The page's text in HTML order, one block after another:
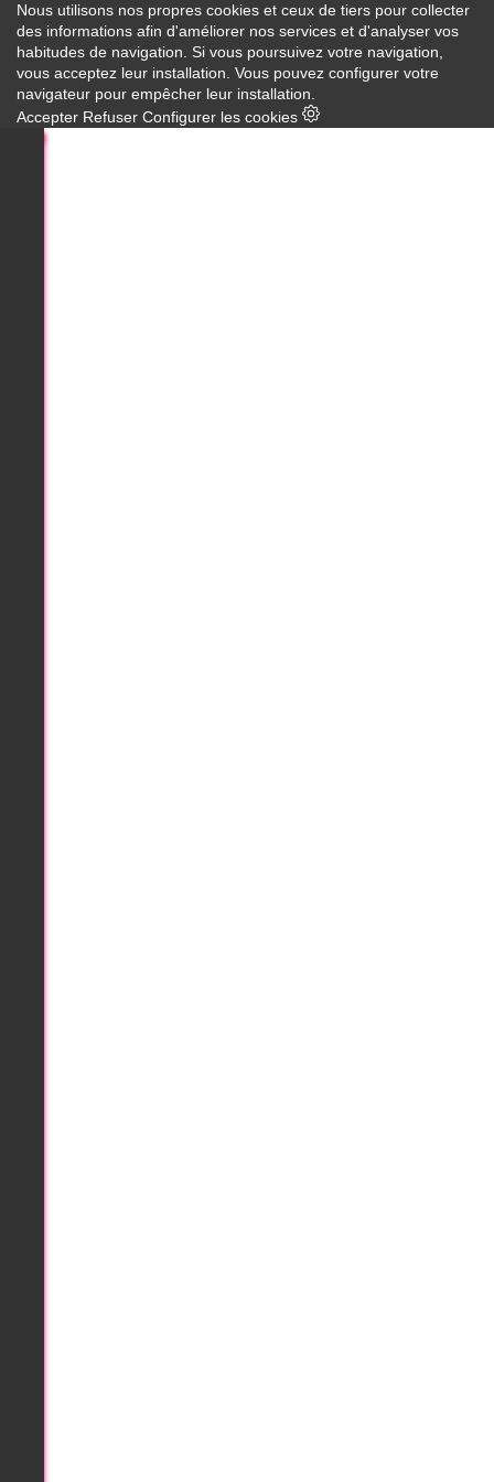
Nous utilisons nos propres cookies et ceux de tiers pour collecter
des informations afin d'améliorer nos services et d'analyser vos
habitudes de navigation. Si vous poursuivez votre navigation,
vous acceptez leur installation. Vous pouvez configurer votre
navigateur pour empêcher leur installation.
Accepter Refuser Configurer les cookies